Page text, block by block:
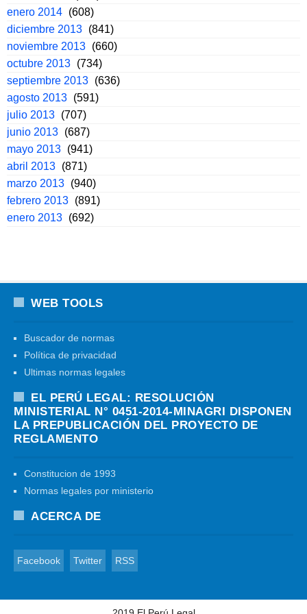
enero 2014 (608)
diciembre 2013 (841)
noviembre 2013 (660)
octubre 2013 (734)
septiembre 2013 (636)
agosto 2013 (591)
julio 2013 (707)
junio 2013 (687)
mayo 2013 (941)
abril 2013 (871)
marzo 2013 (940)
febrero 2013 (891)
enero 2013 (692)
WEB TOOLS
Buscador de normas
Política de privacidad
Ultimas normas legales
EL PERÚ LEGAL: RESOLUCIÓN
MINISTERIAL N° 0451-2014-MINAGRI DISPONEN
LA PREPUBLICACIÓN DEL PROYECTO DE
REGLAMENTO
Constitucion de 1993
Normas legales por ministerio
ACERCA DE
Facebook Twitter RSS